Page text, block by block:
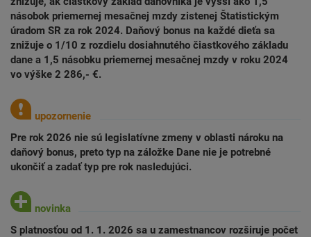
násobok priemernej mesačnej mzdy zistenej Štatistickým
úradom SR za rok 2024. Daňový bonus na každé dieťa sa
znižuje o 1/10 z rozdielu dosiahnutého čiastkového základu
dane a 1,5 násobku priemernej mesačnej mzdy v roku 2024
vo výške 2 286,- €.
Pre rok 2026 nie sú legislatívne zmeny v oblasti nároku na
daňový bonus, preto typ na záložke Dane nie je potrebné
ukončiť a zadať typ pre rok nasledujúci.
S platnosťou od 1. 1. 2026 sa u zamestnancov rozširuje počet